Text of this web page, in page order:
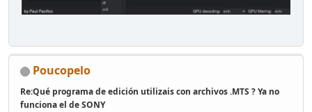
Poucopelo
Re:Qué programa de edición utilizais con archivos .MTS ? Ya no
funciona el de SONY